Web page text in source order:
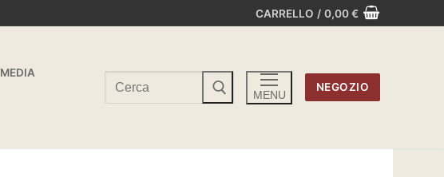
CARRELLO / 0,00€
MEDIA
Cerca:
MENU
NEGOZIO